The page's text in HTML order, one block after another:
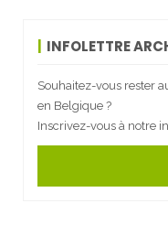
INFOLETTRE
Souhaitez-vous rester
en Belgique ?
Inscrivez-vous à notre